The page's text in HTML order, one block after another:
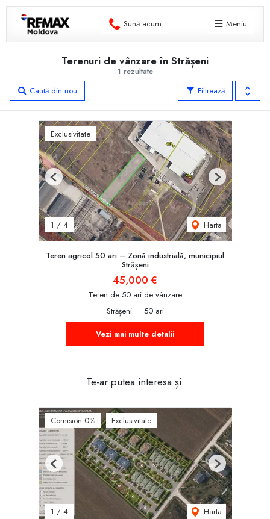
Sună acum Meniu
1 rezultate
Terenuri de vânzare în Strășeni
Filtrează
Caută din nou
Exclusivitate
1 / 4 Harta
Previous Next
Teren agricol 50 ari – Zonă industrială, municipiul
Strășeni
45,000 €
Teren de 50 ari de vânzare
Strășeni
50 ari
Vezi mai multe detalii
Te-ar putea interesa și:
Comision 0% Exclusivitate
1 / 4 Harta
Previous Next